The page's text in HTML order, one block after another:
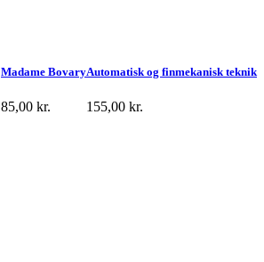
Automatisk og finmekanisk teknik
155,00 kr.
Madame Bovary
85,00 kr.